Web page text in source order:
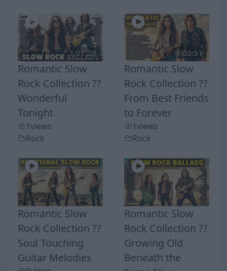
1:01:28
Romantic Slow
Rock Collection ??
Wonderful
Tonight
1views
Rock
1:02:51
Romantic Slow
Rock Collection ??
From Best Friends
to Forever
1views
Rock
Romantic Slow
Rock Collection ??
Soul Touching
Guitar Melodies
Romantic Slow
Rock Collection ??
Growing Old
Beneath the